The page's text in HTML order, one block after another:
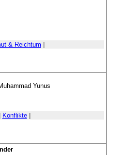
& Reichtum
Yunus
Konflikte|